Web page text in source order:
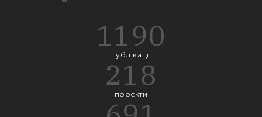
1190
публікації
218
проєкти